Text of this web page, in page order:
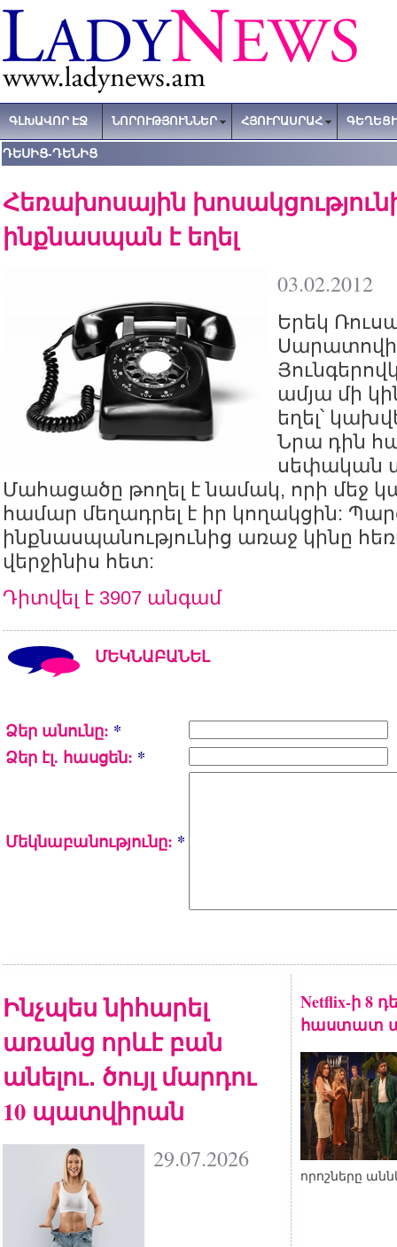
ԳԼԽԱՎՈՐ ԷՋ ՆՈՐՈՒԹՅՈՒՆՆԵՐ ՀՅՈՒՐԱՍՐԱՀ
ԴԵՍԻՑ-ԴԵՆԻՑ
Հեռախոսային
ինքնասպան է եղել
03.02.2012
Երեկ
Սարատովի
ամյա մի
եղել՝
Նրա դին
սեփական
Մահացածը թողել է նամակ, որի մեջ
համար մեղադրել է իր կողակցին:
ինքնասպանությունից առաջ կինը
վերջինիս հետ:
Դիտվել է 3907 անգամ
ՄԵԿՆԱԲԱՆԵԼ
Ձեր անունը: *
Ձեր էլ. հասցեն: *
Մեկնաբանությունը: *
Ինչպես նիհարել
առանց որևէ բան
անելու․ ծույլ մարդու
10 պատվիրան
29.07.2026
Netflix-ի 8
հաստատ
որոշները